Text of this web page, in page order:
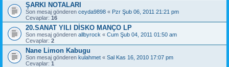
ŞARKI NOTALARI
Son mesaj gönderen ceyda9898 « Pzr Şub 06, 2011 21:21 pm
Cevaplar: 16
20.SANAT YILI DİSKO MANÇO LP
Son mesaj gönderen allbyrock « Cum Şub 04, 2011 01:50 am
Cevaplar: 2
Nane Limon Kabugu
Son mesaj gönderen kulahmet « Sal Kas 16, 2010 17:07 pm
Cevaplar: 1